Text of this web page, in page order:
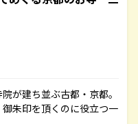
が建ち並ぶ古都・京都。
朱印を頂くのに役立つ一